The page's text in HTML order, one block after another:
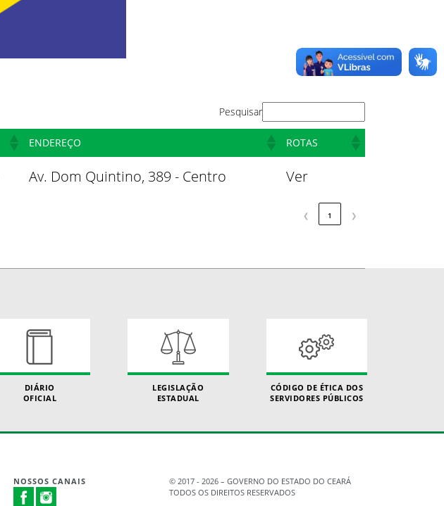
Pesquisar
ENDEREÇO ROTAS
Av. Dom Quintino, 389 - Centro Ver
❮ 1 ❯
DIÁRIO
OFICIAL
LEGISLAÇÃO
ESTADUAL
CÓDIGO DE ÉTICA DOS
SERVIDORES PÚBLICOS
NOSSOS CANAIS
© 2017 - 2026 – GOVERNO DO ESTADO DO CEARÁ
TODOS OS DIREITOS RESERVADOS